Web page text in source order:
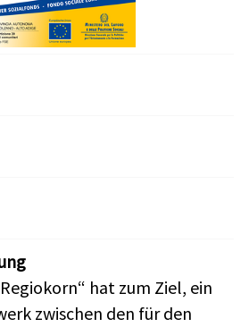
hat zum Ziel, ein
zwischen den für den